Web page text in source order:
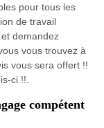
pour tous les
de travail
et demandez
vous trouvez à
vous sera offert !!
ci !!.
compétent